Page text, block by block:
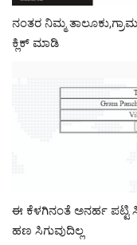
ನಂತರ ನಿಮ್ಮ
ಕ್ಲಿಕ್ ಮಾಡಿ
ಈ ಕೆಳಗಿನಂತೆ ಅನರ್ಹ ಪಟ್ಟಿ
ಹಣ ಸಿಗುವುದಿಲ್ಲ